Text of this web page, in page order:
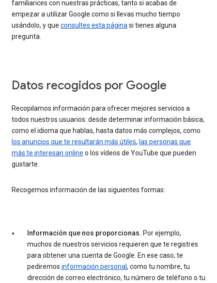
familiarices con nuestras prácticas, tanto si acabas de
empezar a utilizar Google como si llevas mucho tiempo
usándolo, y que consultes esta páginasi tienes alguna
pregunta.
Datos recogidos por Google
Recopilamos información para ofrecer mejores servicios a
todos nuestros usuarios: desde determinar información básica,
como el idioma que hablas, hasta datos más complejos, como
los anuncios que te resultarán más útiles, las personas que
más te interesan online o los vídeos de YouTube que pueden
gustarte.
Recogemos información de las siguientes formas:
Información que nos proporcionas. Por ejemplo,
muchos de nuestros servicios requieren que te registres
para obtener una cuenta de Google. En ese caso, te
pediremos información personal, como tu nombre, tu
dirección de correo electrónico, tu número de teléfono o tu